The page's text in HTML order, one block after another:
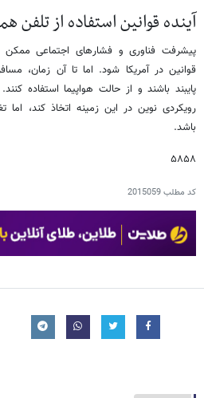
آینده قوانین استفاده از تلفن
پیشرفت فناوری و فشارهای اجتماعی ممکن
قوانین در آمریکا شود. اما تا آن زمان،
پایبند باشند و از حالت هواپیما استفاده
رویکردی نوین در این زمینه اتخاذ کند،
باشد.
۵۸۵۸
کد مطلب2015059